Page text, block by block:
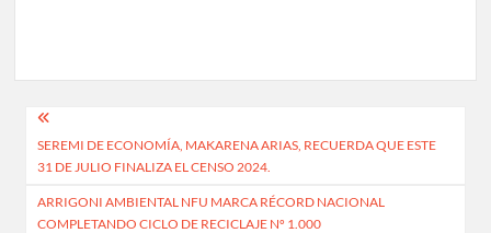
Navegación
de
entradas
SEREMI DE ECONOMÍA, MAKARENA ARIAS, RECUERDA QUE ESTE
31 DE JULIO FINALIZA EL CENSO 2024.
ARRIGONI AMBIENTAL NFU MARCA RÉCORD NACIONAL
COMPLETANDO CICLO DE RECICLAJE Nº 1.000